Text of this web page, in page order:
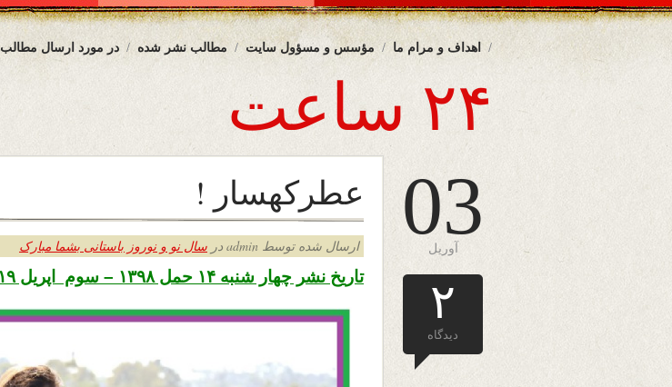
در مورد ارسال مطالب مطالب نشر شده مؤسس و مسؤول سایت اهداف و مرام ما
۲۴ ساعت
03
آوریل
۲
دیدگاه
عطرکهسار !
ارسال شده توسط admin در سال نو و نوروز باستانی بشما مبارک
تاریخ نشر چهار شنبه ۱۴ حمل ۱۳۹۸ – سوم اپریل ۲۰۱۹ هالند